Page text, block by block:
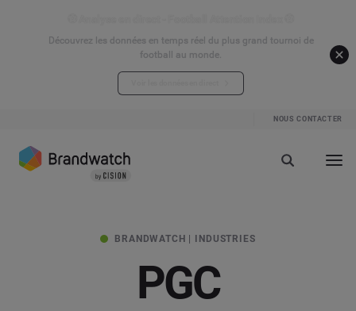
Découvrez les données en temps réel du plus grand tournoi de
football au monde.
NOUS CONTACTER
BRANDWATCH | INDUSTRIES
PGC